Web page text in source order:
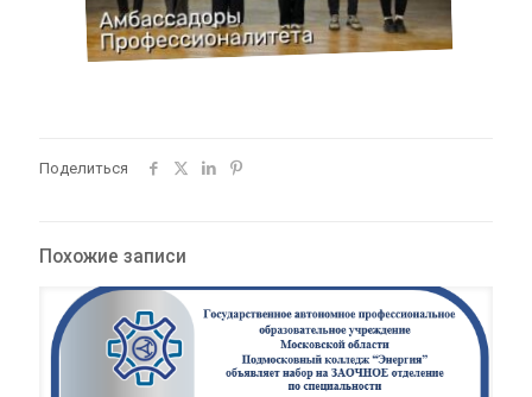
Поделиться
Похожие записи